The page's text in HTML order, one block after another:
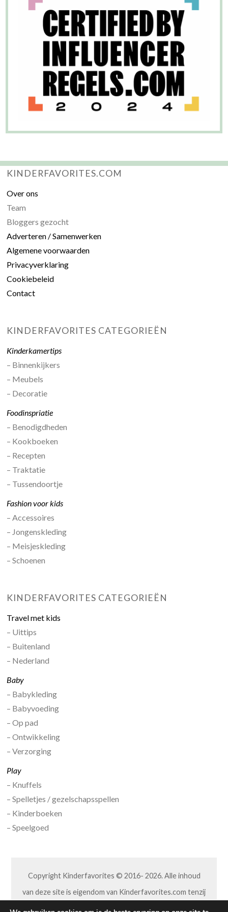
KINDERFAVORITES.COM
Over ons
Team
Bloggers gezocht
Adverteren / Samenwerken
Algemene voorwaarden
Privacyverklaring
Cookiebeleid
Contact
KINDERFAVORITES CATEGORIEËN
Kinderkamertips
– Binnenkijkers
– Meubels
– Decoratie
Foodinspriatie
– Benodigdheden
– Kookboeken
– Recepten
– Traktatie
– Tussendoortje
Fashion voor kids
– Accessoires
– Jongenskleding
– Meisjeskleding
– Schoenen
KINDERFAVORITES CATEGORIEËN
Travel met kids
– Uittips
– Buitenland
– Nederland
Baby
– Babykleding
– Babyvoeding
– Op pad
– Ontwikkeling
– Verzorging
Play
– Knuffels
– Spelletjes / gezelschapsspellen
– Kinderboeken
– Speelgoed
Copyright Kinderfavorites © 2016- 2026. Alle inhoud
van deze site is eigendom van Kinderfavorites.com tenzij
anders aangegeven. Niets van deze site mag op welke